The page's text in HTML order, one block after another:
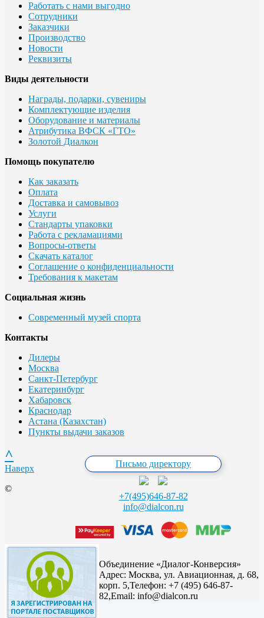
Работать с нами выгодно
Сотрудники
Заказчики
Производство
Новости
Реквизиты
Виды деятельности
Награды, подарки, сувениры
Комплектующие изделия
Оборудование и материалы
Атрибутика ВФСК «ГТО»
Золотой Диалкон
Помощь покупателю
Как заказать
Оплата
Доставка и самовывоз
Услуги
Стандарты упаковки
Работа с рекламациями
Вопросы-ответы
Скачать каталог
Соглашение о конфиденциальности
Требования к макетам
Социальная жизнь
Современный музей спорта
Контакты
Дилеры
Москва
Санкт-Петербург
Екатеринбург
Хабаровск
Краснодар
Астана (Казахстан)
Пункты выдачи заказов
Письмо директору
+7(495)646-87-82
info@dialcon.ru
^
Наверх
©
Объединение «Диалог-Конверсия»
Адрес: Москва, ул. Авиационная, д. 68,
корп. 5,Телефон: +7 (495) 646-87-
82,Email: info@dialcon.ru